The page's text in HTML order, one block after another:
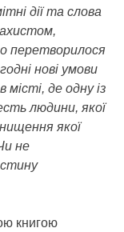
дії та слова
перетворилося
нові умови
де одну із
людини, якої
якої
не
книгою